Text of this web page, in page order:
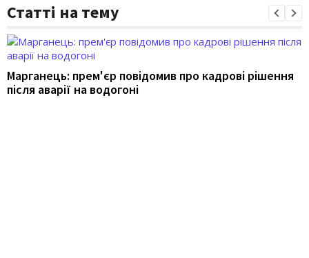
Статті на тему
Марганець: прем'єр повідомив про кадрові рішення
після аварії на водогоні